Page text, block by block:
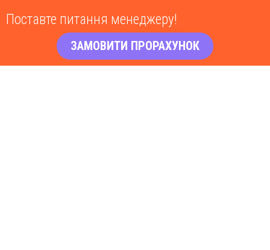
Поставте питання менеджеру!
ЗАМОВИТИ ПРОРАХУНОК